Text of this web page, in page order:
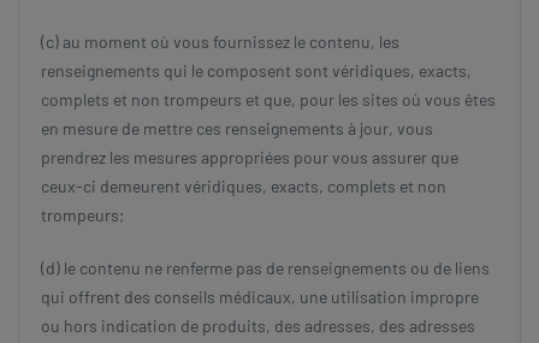
(c) au moment où vous fournissez le contenu, les
renseignements qui le composent sont véridiques, exacts,
complets et non trompeurs et que, pour les sites où vous êtes
en mesure de mettre ces renseignements à jour, vous
prendrez les mesures appropriées pour vous assurer que
ceux-ci demeurent véridiques, exacts, complets et non
trompeurs;
(d) le contenu ne renferme pas de renseignements ou de liens
qui offrent des conseils médicaux, une utilisation impropre
ou hors indication de produits, des adresses, des adresses